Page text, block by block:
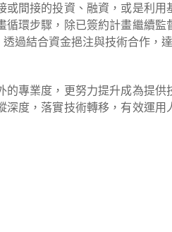
間接的投資、融資，或是利用
環步驟，除已簽約計畫繼續監
過結合資金挹注與技術合作，
專業度，更努力提升成為提
度，落實技術轉移，有效運用